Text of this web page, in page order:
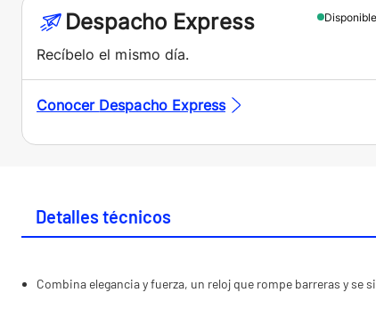
Disponible
Despacho Express
Recíbelo el mismo día.
Conocer Despacho Express
Detalles técnicos
Combina elegancia y fuerza, un reloj que rompe barreras y se